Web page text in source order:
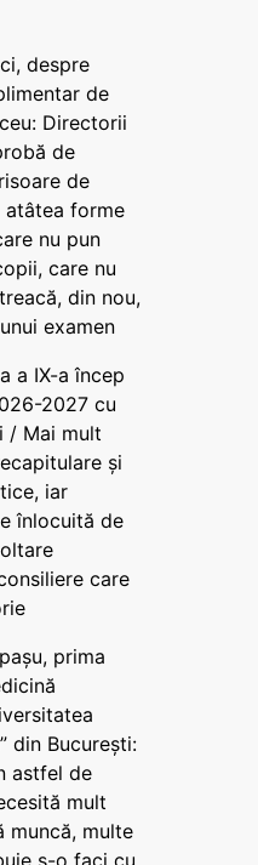
despre
de
Directorii
de
de
atâtea forme
nu pun
care nu
din nou,
examen
a IX-a încep
2027 cu
/ Mai mult
și
iar
înlocuită de
care
prima
din București:
astfel de
mult
muncă, multe
s-o faci cu